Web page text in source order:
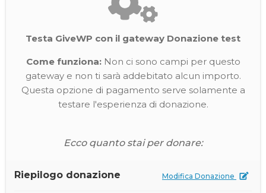
Testa GiveWP con il gateway Donazione test
Come funziona:Non ci sono campi per questo
gateway e non ti sarà addebitato alcun importo.
Questa opzione di pagamento serve solamente a
testare l'esperienza di donazione.
Ecco quanto stai per donare:
Riepilogo donazione Modifica Donazione